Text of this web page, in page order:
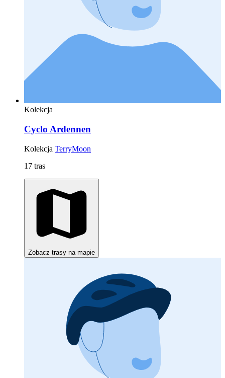
Kolekcja
Cyclo Ardennen
Kolekcja TerryMoon
17 tras
Zobacz trasy na mapie